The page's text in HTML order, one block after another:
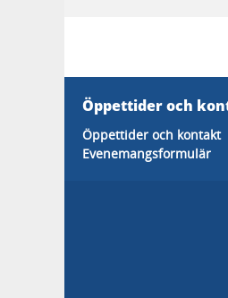
Öppettider och
Öppettider och kontakt
Evenemangsformulär